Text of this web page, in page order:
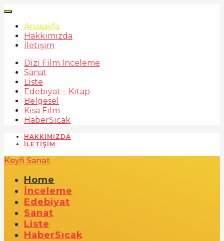
Anasayfa
Hakkımızda
İletişim
Dizi Film İnceleme
Sanat
Liste
Edebiyat – Kitap
Belgesel
Kısa Film
HaberSıcak
HAKKIMIZDA
İLETIŞIM
Keyfi Sanat
Home
İnceleme
Edebiyat
Sanat
Liste
HaberSıcak